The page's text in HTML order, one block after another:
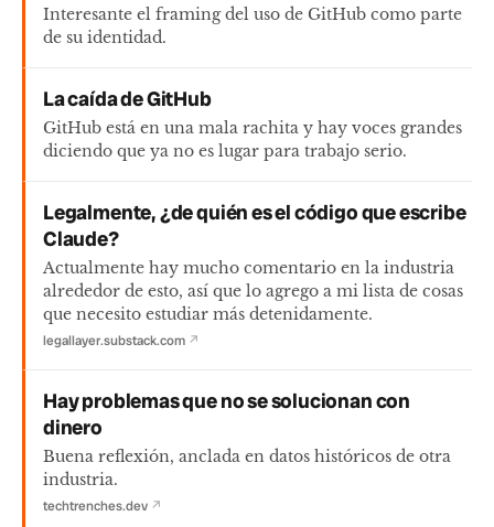
Interesante el framing del uso de GitHub como parte
de su identidad.
La caída de GitHub
GitHub está en una mala rachita y hay voces grandes
diciendo que ya no es lugar para trabajo serio.
Legalmente, ¿de quién es el código que escribe
Claude?
Actualmente hay mucho comentario en la industria
alrededor de esto, así que lo agrego a mi lista de cosas
que necesito estudiar más detenidamente.
legallayer.substack.com ↗
Hay problemas que no se solucionan con
dinero
Buena reflexión, anclada en datos históricos de otra
industria.
techtrenches.dev ↗